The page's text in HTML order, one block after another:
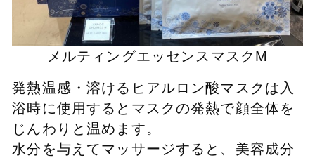
メルティングエッセンスマスクM
発熱温感・溶けるヒアルロン酸マスクは入
浴時に使用するとマスクの発熱で顔全体を
じんわりと温めます。
水分を与えてマッサージすると、美容成分